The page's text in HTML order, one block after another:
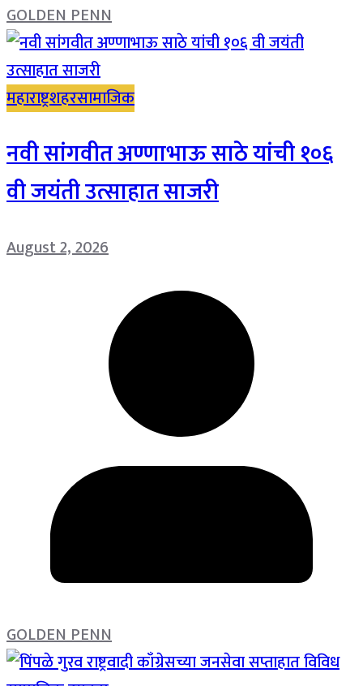
GOLDEN PENN
महाराष्ट्रशहरसामाजिक
नवी सांगवीत अण्णाभाऊ साठे यांची १०६
वी जयंती उत्साहात साजरी
August 2, 2026
GOLDEN PENN